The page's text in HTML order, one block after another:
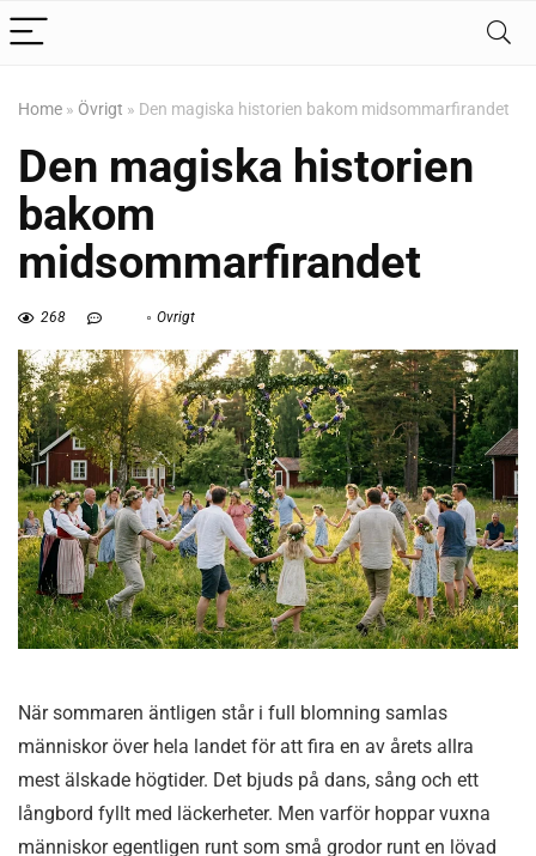
Home » Övrigt » Den magiska historien bakom midsommarfirandet
Den magiska historien
bakom
midsommarfirandet
268 Övrigt
När sommaren äntligen står i full blomning samlas
människor över hela landet för att fira en av årets allra
mest älskade högtider. Det bjuds på dans, sång och ett
långbord fyllt med läckerheter. Men varför hoppar vuxna
människor egentligen runt som små grodor runt en lövad